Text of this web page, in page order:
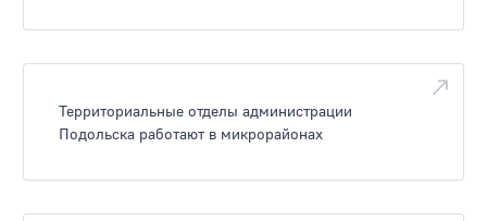
Территориальные отделы администрации
Подольска работают в микрорайонах